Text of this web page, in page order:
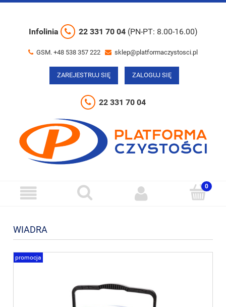
Infolinia 22 331 70 04 (PN-PT: 8.00-16.00)
GSM. +48 538 357 222 sklep@platformaczystosci.pl
ZAREJESTRUJ SIĘ ZALOGUJ SIĘ
22 331 70 04
WIADRA
promocja